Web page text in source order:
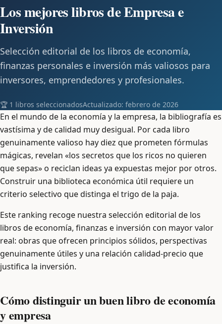
Los mejores libros de Empresa e
Inversión
Selección editorial de los libros de economía,
finanzas personales e inversión más valiosos para
inversores, emprendedores y profesionales.
🏆 1 libros seleccionadosActualizado: febrero de 2026
En el mundo de la economía y la empresa, la bibliografía es
vastísima y de calidad muy desigual. Por cada libro
genuinamente valioso hay diez que prometen fórmulas
mágicas, revelan «los secretos que los ricos no quieren
que sepas» o reciclan ideas ya expuestas mejor por otros.
Construir una biblioteca económica útil requiere un
criterio selectivo que distinga el trigo de la paja.
Este ranking recoge nuestra selección editorial de los
libros de economía, finanzas e inversión con mayor valor
real: obras que ofrecen principios sólidos, perspectivas
genuinamente útiles y una relación calidad-precio que
justifica la inversión.
Cómo distinguir un buen libro de economía
y empresa